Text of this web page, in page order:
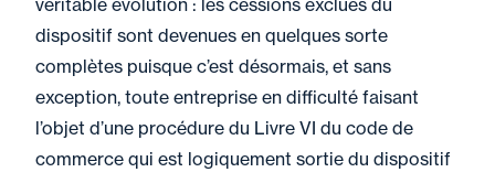
véritable évolution : les cessions exclues du
dispositif sont devenues en quelques sorte
complètes puisque c’est désormais, et sans
exception, toute entreprise en difficulté faisant
l’objet d’une procédure du Livre VI du code de
commerce qui est logiquement sortie du dispositif